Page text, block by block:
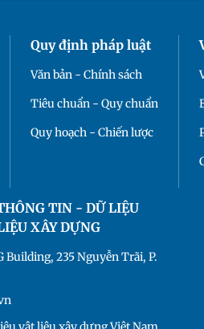
Quy định pháp luật
Văn bản - Chính sách
Tiêu chuẩn - Quy chuẩn
Quy hoạch - Chiến lược
TIN - DỮ LIỆU
XÂY DỰNG
Building, 235 Nguyễn Trãi, P.